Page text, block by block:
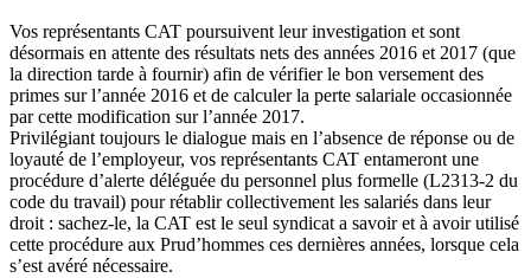
Vos représentants CAT poursuivent leur investigation et sont
désormais en attente des résultats nets des années 2016 et 2017 (que
la direction tarde à fournir) afin de vérifier le bon versement des
primes sur l’année 2016 et de calculer la perte salariale occasionnée
par cette modification sur l’année 2017.
Privilégiant toujours le dialogue mais en l’absence de réponse ou de
loyauté de l’employeur, vos représentants CAT entameront une
procédure d’alerte déléguée du personnel plus formelle (L2313-2 du
code du travail) pour rétablir collectivement les salariés dans leur
droit : sachez-le, la CAT est le seul syndicat a savoir et à avoir utilisé
cette procédure aux Prud’hommes ces dernières années, lorsque cela
s’est avéré nécessaire.